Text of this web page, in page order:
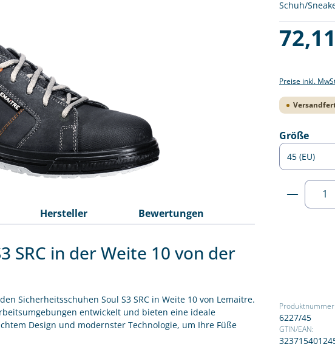
Schuh/
Regulärer
Preise inkl.
Größe
6227/45
GTIN/EAN:
Hersteller Bewertungen
SRC in der Weite 10 von der
Sicherheitsschuhen Soul S3 SRC in Weite 10 von Lemaitre.
entwickelt und bieten eine ideale
Design und modernster Technologie, um Ihre Füße